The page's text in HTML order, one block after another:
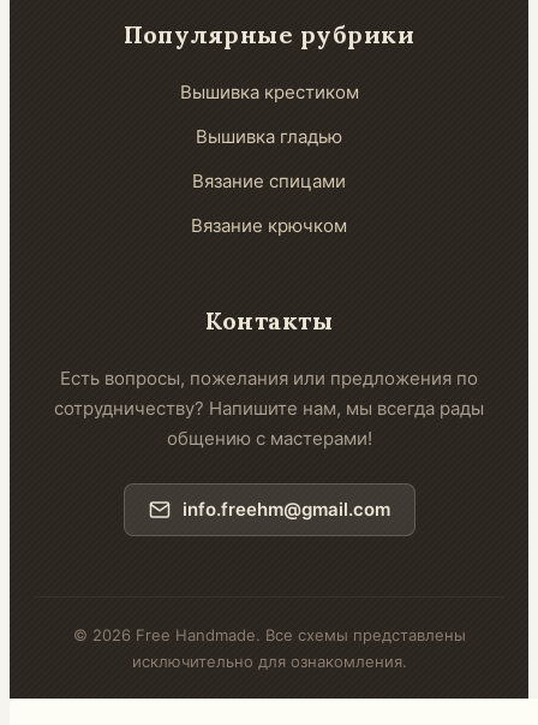
Популярные рубрики
Вышивка крестиком
Вышивка гладью
Вязание спицами
Вязание крючком
Контакты
Есть вопросы, пожелания или предложения по
сотрудничеству? Напишите нам, мы всегда рады
общению с мастерами!
info.freehm@gmail.com
© 2026 Free Handmade. Все схемы представлены
исключительно для ознакомления.